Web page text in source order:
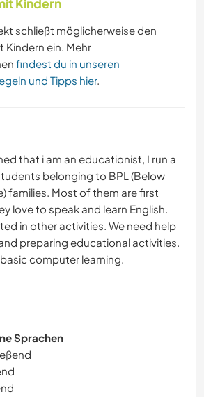
Kindern
schließt möglicherweise den
Kindern ein. Mehr
findest du in unseren
und Tipps hier.
that i am an educationist, I run a
belonging to BPL (Below
families. Most of them are first
love to speak and learn English.
in other activities. We need help
preparing educational activities.
computer learning.
Sprachen